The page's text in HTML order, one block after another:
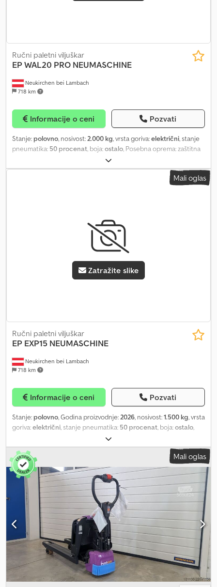
Neukirchen bei Lambach
718 km
Ručni paletni viljuškar
EP WAL20 PRO NEUMASCHINE
Informacije o ceni Pozvati
Stanje: polovno, nosivost:2.000 kg, vrsta goriva:električni, stanje
pneumatika: 50 procenat, boja:ostalo, Posebna oprema: zaštitna
mreža za teret. Dkedszmax Depfx Af Ujr
Mali oglas
Zatražite slike
Neukirchen bei Lambach
718 km
Ručni paletni viljuškar
EP EXP15 NEUMASCHINE
Informacije o ceni Pozvati
Stanje: polovno, Godina proizvodnje:2026, nosivost:1.500 kg, vrsta
goriva:električni, stanje pneumatika: 50 procenat, boja:ostalo,
Specijalna oprema: samohodan, Dkjdjzmaxwspfx Af Ujr
Mali oglas